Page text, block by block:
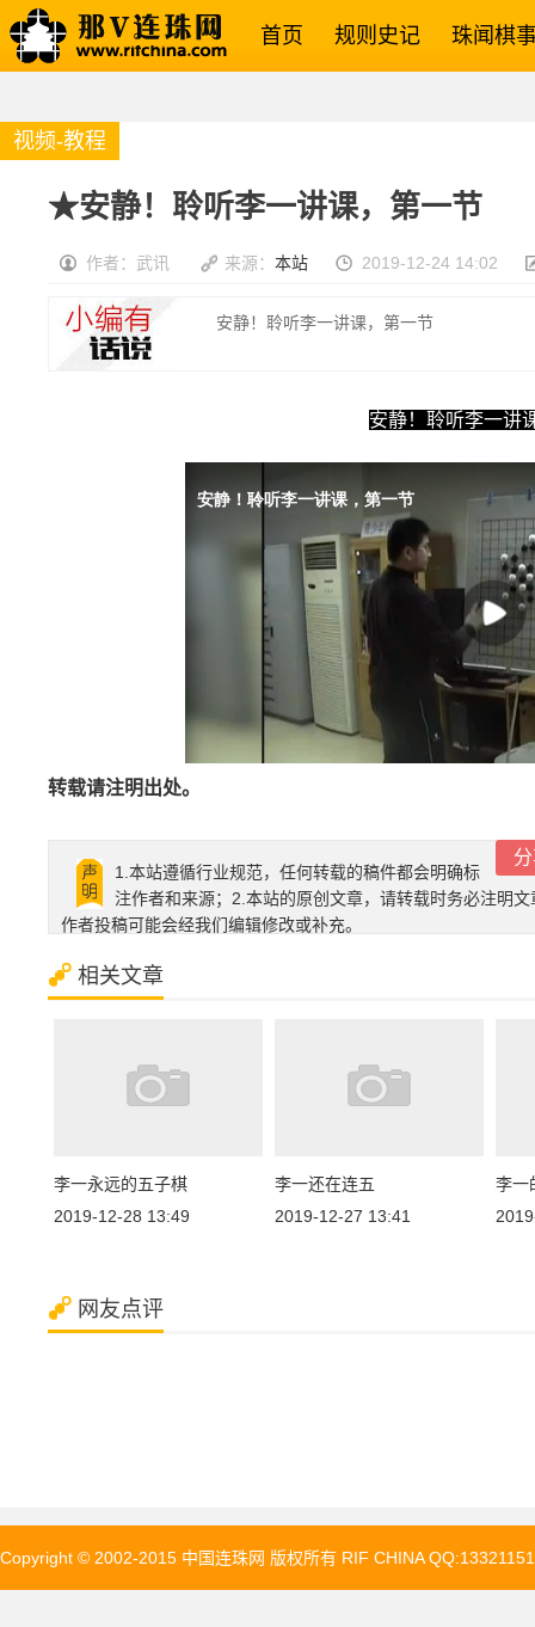
首页 规则史记 珠闻棋
视频-教程
★安静！聆听李一讲课，第一节
作者：武讯 来源： 本站 2019-12-24 14:02
安静！聆听李一讲课，第一节
安静！聆听李一讲
转载请注明出处。
1.本站遵循行业规范，任何转载的稿件都会明确标
注作者和来源；2.本站的原创文章，请转载时务必注明
作者投稿可能会经我们编辑修改或补充。
相关文章
李一永远的五子棋
2019-12-28 13:49
李一还在连五
2019-12-27 13:41
李一
网友点评
Copyright © 2002-2015 中国连珠网 版权所有 RIF CHINA